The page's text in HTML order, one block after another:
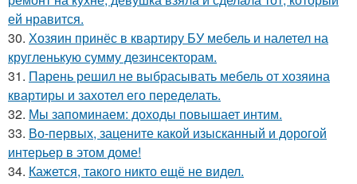
ей нравится.
30. Хозяин принёс в квартиру БУ мебель и налетел на
кругленькую сумму дезинсекторам.
31. Парень решил не выбрасывать мебель от хозяина
квартиры и захотел его переделать.
32. Мы запоминаем: доходы повышает интим.
33. Во-первых, зацените какой изысканный и дорогой
интерьер в этом доме!
34. Кажется, такого никто ещё не видел.